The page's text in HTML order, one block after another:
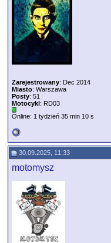
Zarejestrowany: Dec 2014
Miasto: Warszawa
Posty: 51
Motocykl: RD03
Online: 1 tydzień 35 min 10 s
30.09.2025, 11:33
motomysz